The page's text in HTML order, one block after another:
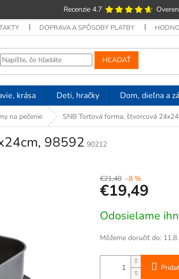
Recenzie 4.7
DOPRAVA A SPÔSOBY PLATBY
HĽADAŤ
krása Deti, hračky Dom, dieľna a
na pečenie SNB Tortová forma, štvorcová
98592 90212
€21,40 –8 %
€19,49
cena:
Odosielame
Môžeme doručiť do: